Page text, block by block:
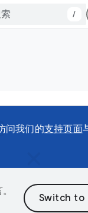
/
问我们的支持页面